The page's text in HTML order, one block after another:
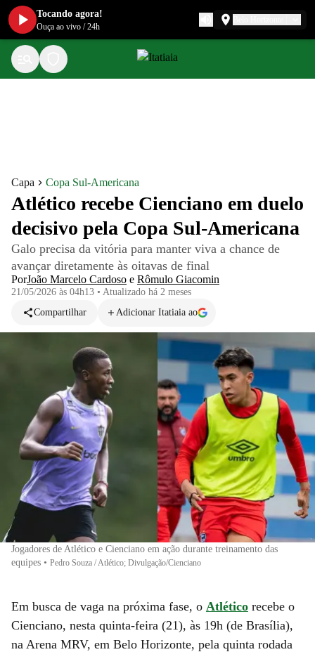
Capa Copa Sul-Americana
Atlético recebe Cienciano em duelo
decisivo pela Copa Sul-Americana
Galo precisa da vitória para manter viva a chance de
avançar diretamente às oitavas de final
PorJoão Marcelo Cardoso e Rômulo Giacomin
21/05/2026 às 04h13 • Atualizado há 2 meses
Compartilhar
Adicionar Itatiaia ao
Jogadores de Atlético e Cienciano em ação durante treinamento das
equipes • Pedro Souza / Atlético; Divulgação/Cienciano
Em busca de vaga na próxima fase, o Atlético recebe o
Cienciano, nesta quinta-feira (21), às 19h (de Brasília),
na Arena MRV, em Belo Horizonte, pela quinta rodada
Tocando agora!
Ouça ao vivo /24h